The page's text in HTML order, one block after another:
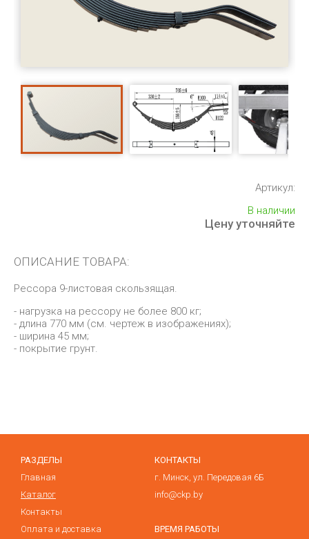
ОПИСАНИЕ ТОВАРА:
Рессора 9-листовая скользящая.
- нагрузка на рессору не более 800 кг;
- длина 770 мм (см. чертеж в изображениях);
- ширина 45 мм;
- покрытие грунт.
Артикул:
В наличии
Цену уточняйте
РАЗДЕЛЫ
Главная
Каталог
Контакты
Оплата и доставка
КОНТАКТЫ
г. Минск, ул. Передовая 6Б
info@ckp.by
ВРЕМЯ РАБОТЫ